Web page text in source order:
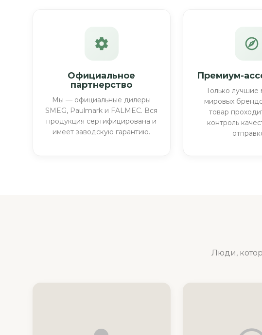
Официальное
партнерство
Мы — официальные дилеры
SMEG, Paulmark и FALMEC. Вся
продукция сертифицирована и
имеет заводскую гарантию.
Премиум-
Только лучшие
мировых
товар
контроль
Люди,